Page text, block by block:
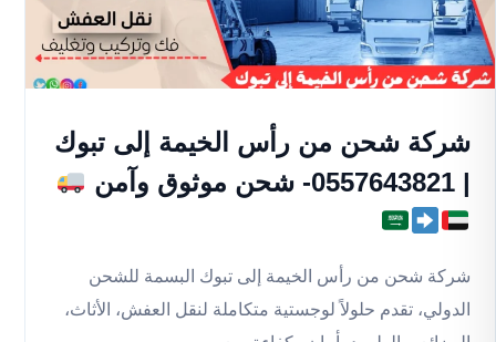
شركة شحن من رأس الخيمة إلى تبوك
| 0557643821- شحن موثوق وآمن
شركة شحن من رأس الخيمة إلى تبوك البسمة للشحن
الدولي، تقدم حلولاً لوجستية متكاملة لنقل العفش، الأثاث،